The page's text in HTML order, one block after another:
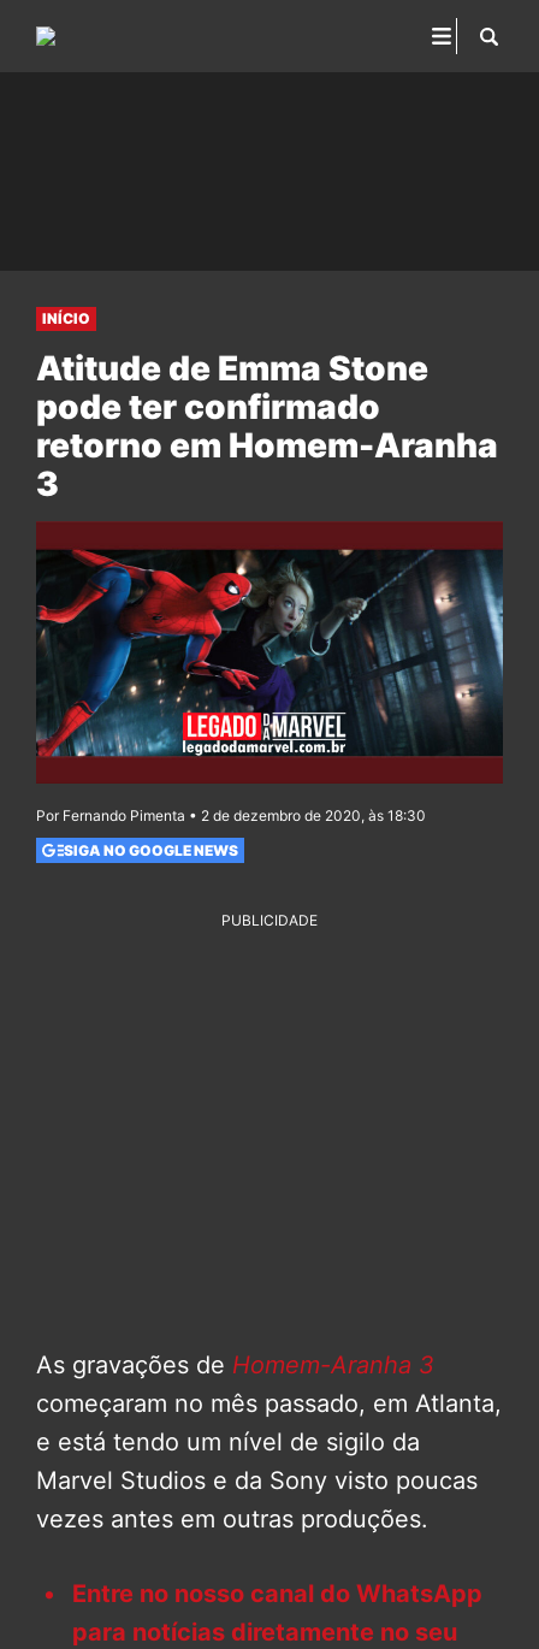
INÍCIO
Atitude de Emma Stone
pode ter confirmado
retorno em Homem-Aranha
3
Por Fernando Pimenta • 2 de dezembro de 2020, às 18:30
SIGA NO GOOGLE NEWS
PUBLICIDADE
As gravações de Homem-Aranha 3
começaram no mês passado, em Atlanta,
e está tendo um nível de sigilo da
Marvel Studios e da Sony visto poucas
vezes antes em outras produções.
Entre no nosso canal do WhatsApp
para notícias diretamente no seu